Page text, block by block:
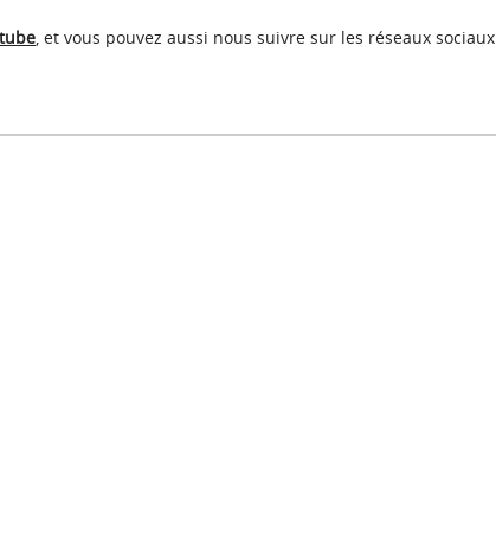
, et vous pouvez aussi nous suivre sur les réseaux sociaux